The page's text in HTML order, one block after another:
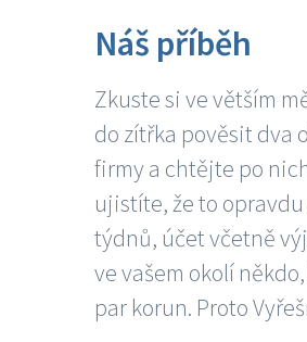
Náš příběh
Zkuste si ve větším
do zítřka pověsit dva
firmy a chtějte po
ujistíte, že to
týdnů, účet včetně
ve vašem okolí
par korun. Proto